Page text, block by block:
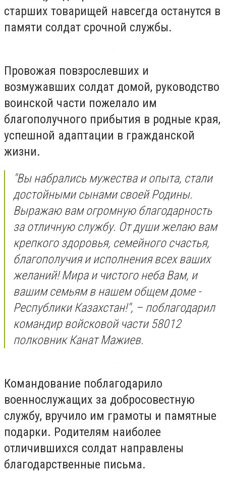
старших товарищей навсегда останутся в
памяти солдат срочной службы.
Провожая повзрослевших и
возмужавших солдат домой, руководство
воинской части пожелало им
благополучного прибытия в родные края,
успешной адаптации в гражданской
жизни.
"Вы набрались мужества и опыта, стали
достойными сынами своей Родины.
Выражаю вам огромную благодарность
за отличную службу. От души желаю вам
крепкого здоровья, семейного счастья,
благополучия и исполнения всех ваших
желаний! Мира и чистого неба Вам, и
вашим семьям в нашем общем доме -
Республики Казахстан!", – поблагодарил
командир войсковой части 58012
полковник Канат Мажиев.
Командование поблагодарило
военнослужащих за добросовестную
службу, вручило им грамоты и памятные
подарки. Родителям наиболее
отличившихся солдат направлены
благодарственные письма.